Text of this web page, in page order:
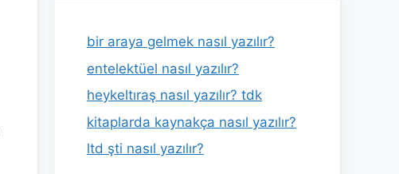
bir araya gelmek nasıl yazılır?
entelektüel nasıl yazılır?
heykeltıraş nasıl yazılır? tdk
kitaplarda kaynakça nasıl yazılır?
ltd şti nasıl yazılır?